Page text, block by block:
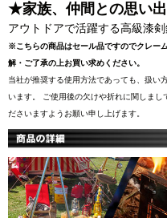
★家族、仲間との思い
アウトドアで活躍する高級漆
※こちらの商品はセール品ですのでクレー
解・ご了承の上お買い求めください。
当社が推奨する使用方法であっても、扱い
います。 ご使用後の欠けや折れに関しまし
ださいますようお願い申し上げます。